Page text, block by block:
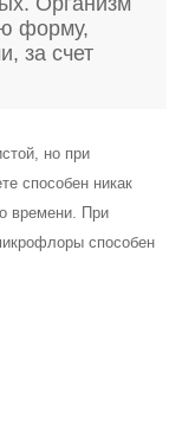
форму,
за счет
но при
способен никак
времени. При
способен